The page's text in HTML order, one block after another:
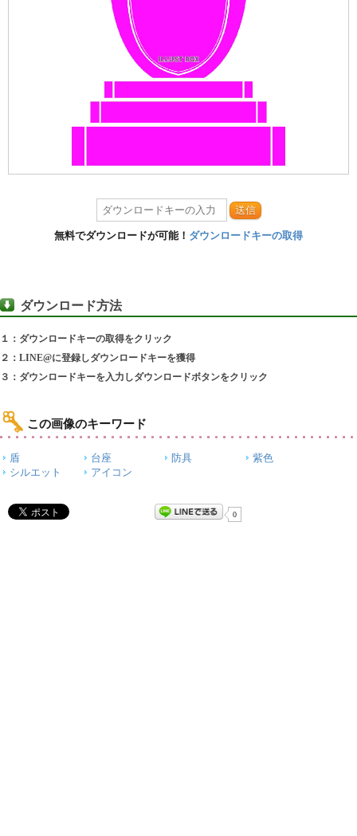
送信
無料でダウンロードが可能！ ダウンロードキーの取得
ダウンロード方法
１：ダウンロードキーの取得をクリック
２：LINE@に登録しダウンロードキーを獲得
３：ダウンロードキーを入力しダウンロードボタンをクリック
この画像のキーワード
盾 台座 防具
紫色
シルエット
アイコン
0